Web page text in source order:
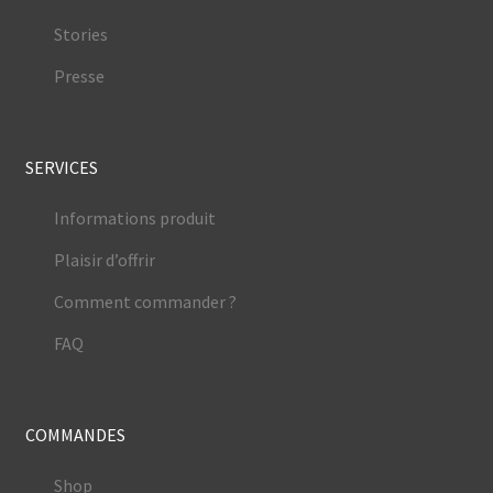
Stories
Presse
SERVICES
Informations produit
Plaisir d’offrir
Comment commander ?
FAQ
COMMANDES
Shop